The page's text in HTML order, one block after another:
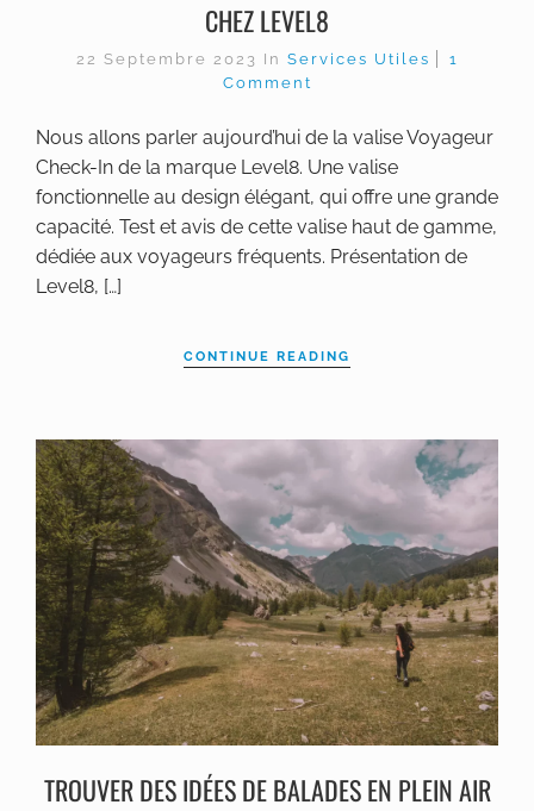
CHEZ LEVEL8
22 Septembre 2023 In Services Utiles
1
Comment
Nous allons parler aujourd’hui de la valise Voyageur
Check-In de la marque Level8. Une valise
fonctionnelle au design élégant, qui offre une grande
capacité. Test et avis de cette valise haut de gamme,
dédiée aux voyageurs fréquents. Présentation de
Level8, […]
CONTINUE READING
TROUVER DES IDÉES DE BALADES EN PLEIN AIR